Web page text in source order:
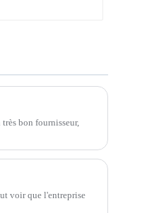
bon fournisseur,
voir que l'entreprise